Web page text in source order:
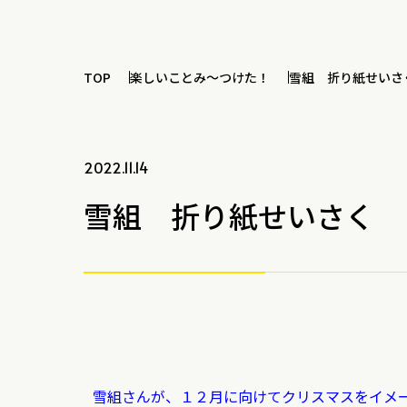
TOP 楽しいことみ～つけた！ 雪組 折り紙せいさ
2022.11.14
雪組 折り紙せいさく
雪組さんが、１２月に向けてクリスマスをイメ